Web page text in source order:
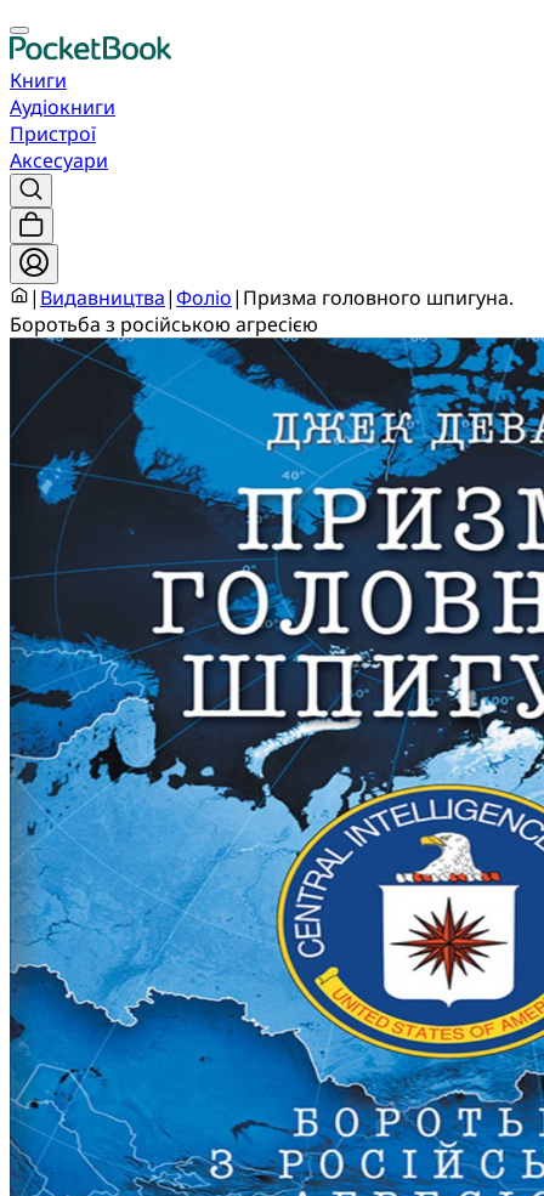
Книги
Аудіокниги
Пристрої
Аксесуари
| Видавництва|Фоліо| Призма головного шпигуна.
Боротьба з російською агресією